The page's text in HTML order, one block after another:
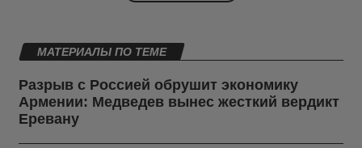
МАТЕРИАЛЫ ПО ТЕМЕ
Разрыв с Россией обрушит экономику
Армении: Медведев вынес жесткий вердикт
Еревану